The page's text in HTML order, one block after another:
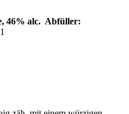
46% alc. Abfüller: